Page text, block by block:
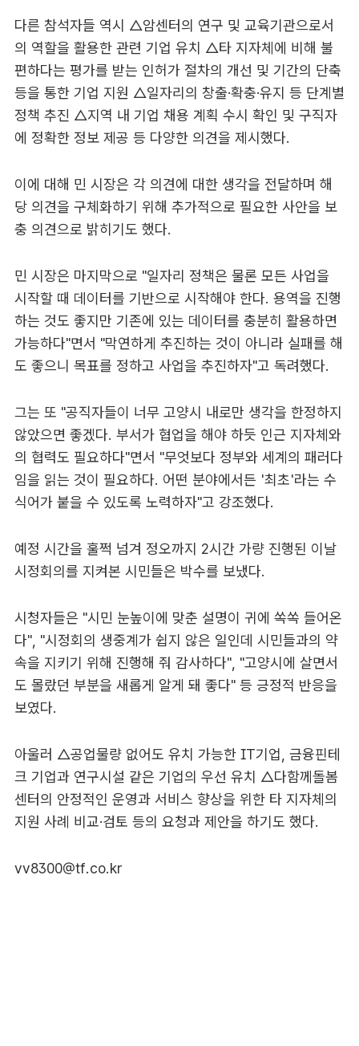
다른 참석자들 역시 △암센터의 연구 및 교육기관으로서
의 역할을 활용한 관련 기업 유치 △타 지자체에 비해 불
편하다는 평가를 받는 인허가 절차의 개선 및 기간의 단축
등을 통한 기업 지원 △일자리의 창출·확충·유지 등 단계별
정책 추진 △지역 내 기업 채용 계획 수시 확인 및 구직자
에 정확한 정보 제공 등 다양한 의견을 제시했다.
이에 대해 민 시장은 각 의견에 대한 생각을 전달하며 해
당 의견을 구체화하기 위해 추가적으로 필요한 사안을 보
충 의견으로 밝히기도 했다.
민 시장은 마지막으로 "일자리 정책은 물론 모든 사업을
시작할 때 데이터를 기반으로 시작해야 한다. 용역을 진행
하는 것도 좋지만 기존에 있는 데이터를 충분히 활용하면
가능하다"면서 "막연하게 추진하는 것이 아니라 실패를 해
도 좋으니 목표를 정하고 사업을 추진하자"고 독려했다.
그는 또 "공직자들이 너무 고양시 내로만 생각을 한정하지
않았으면 좋겠다. 부서가 협업을 해야 하듯 인근 지자체와
의 협력도 필요하다"면서 "무엇보다 정부와 세계의 패러다
임을 읽는 것이 필요하다. 어떤 분야에서든 '최초'라는 수
식어가 붙을 수 있도록 노력하자"고 강조했다.
예정 시간을 훌쩍 넘겨 정오까지 2시간 가량 진행된 이날
시정회의를 지켜본 시민들은 박수를 보냈다.
시청자들은 "시민 눈높이에 맞춘 설명이 귀에 쏙쏙 들어온
다", "시정회의 생중계가 쉽지 않은 일인데 시민들과의 약
속을 지키기 위해 진행해 줘 감사하다", "고양시에 살면서
도 몰랐던 부분을 새롭게 알게 돼 좋다" 등 긍정적 반응을
보였다.
아울러 △공업물량 없어도 유치 가능한 IT기업, 금융핀테
크 기업과 연구시설 같은 기업의 우선 유치 △다함께돌봄
센터의 안정적인 운영과 서비스 향상을 위한 타 지자체의
지원 사례 비교·검토 등의 요청과 제안을 하기도 했다.
vv8300@tf.co.kr